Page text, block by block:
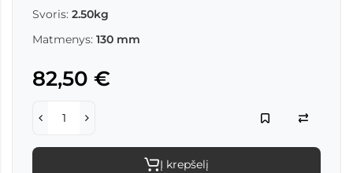
Svoris: 2.50kg
Matmenys: 130 mm
82,50 €
Į krepšelį